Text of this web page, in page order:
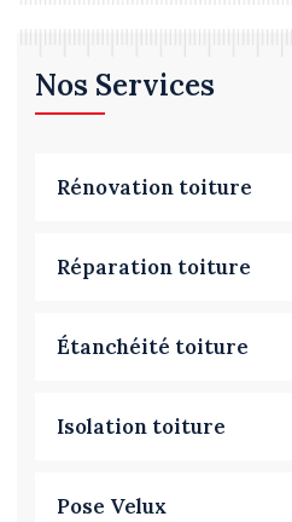
Nos Services
Rénovation toiture
Réparation toiture
Étanchéité toiture
Isolation toiture
Pose Velux